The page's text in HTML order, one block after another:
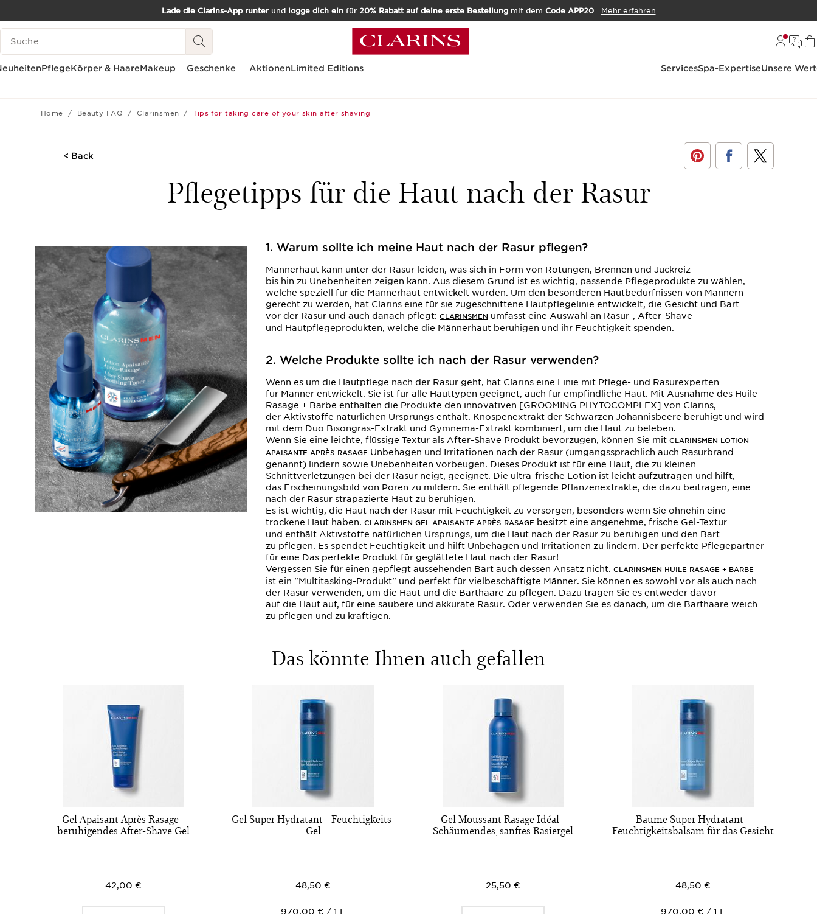
WEITER ZUM INHALT
Lade die Clarins-App runterund logge dich einfür 20% Rabatt auf deine erste Bestellungmit dem Code APP20
Mehr erfahren
SUCH-HISTORIE
PflegeKörper & HaareMakeup Geschenke AktionenLimited Editions ServicesSpa-ExpertiseUnsere
Home Beauty FAQ Clarinsmen Tips for taking care of your skin after shaving
< Back
Pflegetipps für die Haut nach der Rasur
1. Warum sollte ich meine Haut nach der Rasur pflegen?
Männerhaut kann unter der Rasur leiden, was sich in Form von Rötungen, Brennen und Juckreiz
bis hin zu Unebenheiten zeigen kann. Aus diesem Grund ist es wichtig, passende Pflegeprodukte zu wählen,
welche speziell für die Männerhaut entwickelt wurden. Um den besonderen Hautbedürfnissen von Männern
gerecht zu werden, hat Clarins eine für sie zugeschnittene Hautpflegelinie entwickelt, die Gesicht und Bart
vor der Rasur und auch danach pflegt: CLARINSMEN umfasst eine Auswahl an Rasur-, After-Shave
und Hautpflegeprodukten, welche die Männerhaut beruhigen und ihr Feuchtigkeit spenden.
2. Welche Produkte sollte ich nach der Rasur verwenden?
Wenn es um die Hautpflege nach der Rasur geht, hat Clarins eine Linie mit Pflege- und Rasurexperten
für Männer entwickelt. Sie ist für alle Hauttypen geeignet, auch für empfindliche Haut. Mit Ausnahme des Huile
Rasage + Barbe enthalten die Produkte den innovativen [GROOMING PHYTOCOMPLEX] von Clarins,
der Aktivstoffe natürlichen Ursprungs enthält. Knospenextrakt der Schwarzen Johannisbeere beruhigt und wird
mit dem Duo Bisongras-Extrakt und Gymnema-Extrakt kombiniert, um die Haut zu beleben.
Wenn Sie eine leichte, flüssige Textur als After-Shave Produkt bevorzugen, können Sie mit CLARINSMEN LOTION
APAISANTE APRÈS-RASAGE Unbehagen und Irritationen nach der Rasur (umgangssprachlich auch Rasurbrand
genannt) lindern sowie Unebenheiten vorbeugen. Dieses Produkt ist für eine Haut, die zu kleinen
Schnittverletzungen bei der Rasur neigt, geeignet. Die ultra-frische Lotion ist leicht aufzutragen und hilft,
das Erscheinungsbild von Poren zu mildern. Sie enthält pflegende Pflanzenextrakte, die dazu beitragen, eine
nach der Rasur strapazierte Haut zu beruhigen.
Es ist wichtig, die Haut nach der Rasur mit Feuchtigkeit zu versorgen, besonders wenn Sie ohnehin eine
trockene Haut haben. CLARINSMEN GEL APAISANTE APRÈS-RASAGE besitzt eine angenehme, frische Gel-Textur
und enthält Aktivstoffe natürlichen Ursprungs, um die Haut nach der Rasur zu beruhigen und den Bart
zu pflegen. Es spendet Feuchtigkeit und hilft Unbehagen und Irritationen zu lindern. Der perfekte Pflegepartner
für eine Das perfekte Produkt für geglättete Haut nach der Rasur!
Vergessen Sie für einen gepflegt aussehenden Bart auch dessen Ansatz nicht. CLARINSMEN HUILE RASAGE + BARBE
ist ein "Multitasking-Produkt" und perfekt für vielbeschäftigte Männer. Sie können es sowohl vor als auch nach
der Rasur verwenden, um die Haut und die Barthaare zu pflegen. Dazu tragen Sie es entweder davor
auf die Haut auf, für eine saubere und akkurate Rasur. Oder verwenden Sie es danach, um die Barthaare weich
zu pflegen und zu kräftigen.
Das könnte Ihnen auch gefallen
Gel Apaisant Après Rasage -
beruhigendes After-Shave Gel
42,00 €
Gel Super Hydratant - Feuchtigkeits-
Gel
48,50 €
970,00 € / 1 L
Gel Moussant Rasage Idéal -
Schäumendes, sanftes Rasiergel
25,50 €
Baume Super Hydratant -
Feuchtigkeitsbalsam für das Gesicht
48,50 €
970,00 € / 1 L